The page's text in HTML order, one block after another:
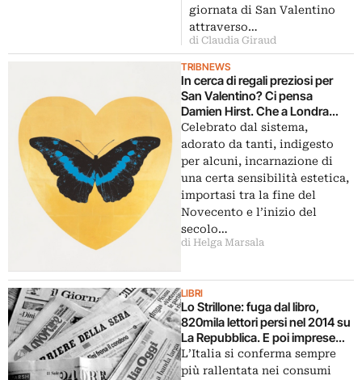
giornata di San Valentino
attraverso…
di Claudia Giraud
TRIBNEWS
In cerca di regali preziosi per
San Valentino? Ci pensa
Damien Hirst. Che a Londra
vende multipli con cuori e
farfalle. Apoteosi commerciale?
Celebrato dal sistema,
adorato da tanti, indigesto
per alcuni, incarnazione di
una certa sensibilità estetica,
importasi tra la fine del
Novecento e l’inizio del
secolo…
di Helga Marsala
LIBRI
Lo Strillone: fuga dal libro,
820mila lettori persi nel 2014 su
La Repubblica. E poi imprese
culturali a Roma, San Valentino,
Rodi al Louvre
L’Italia si conferma sempre
più rallentata nei consumi